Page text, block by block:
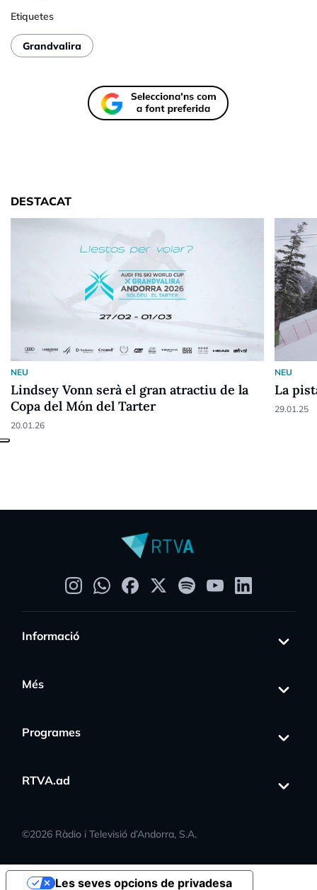
Etiquetes
Grandvalira
DESTACAT
NEU
Lindsey Vonn serà el gran atractiu de la
Copa del Món del Tarter
20.01.26
NEU
La
29.01.25
Informació
Més
Programes
RTVA.ad
©2026 Ràdio i Televisió d’Andorra, S.A.
Les seves opcions de privadesa